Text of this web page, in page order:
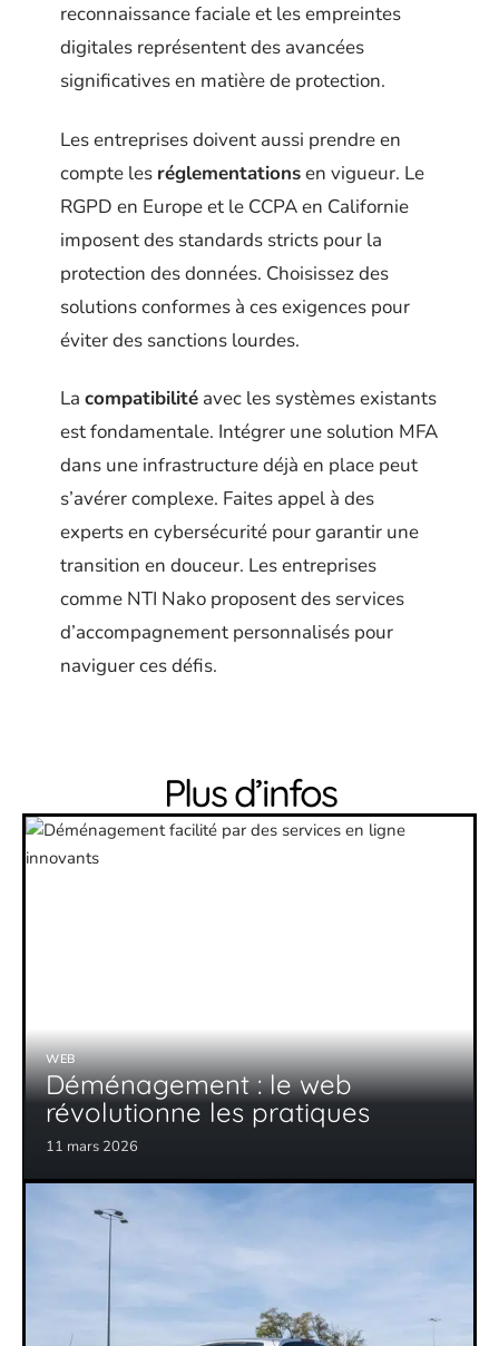
reconnaissance faciale et les empreintes
digitales représentent des avancées
significatives en matière de protection.
Les entreprises doivent aussi prendre en
compte les réglementationsen vigueur. Le
RGPD en Europe et le CCPA en Californie
imposent des standards stricts pour la
protection des données. Choisissez des
solutions conformes à ces exigences pour
éviter des sanctions lourdes.
La compatibilité avec les systèmes existants
est fondamentale. Intégrer une solution MFA
dans une infrastructure déjà en place peut
s’avérer complexe. Faites appel à des
experts en cybersécurité pour garantir une
transition en douceur. Les entreprises
comme NTI Nako proposent des services
d’accompagnement personnalisés pour
naviguer ces défis.
Plus d’infos
WEB
Déménagement : le web
révolutionne les pratiques
11 mars 2026